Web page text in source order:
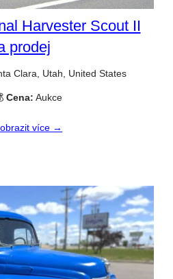
Harvester Scout II
prodej
Clara, Utah, United States
Cena: Aukce
více →